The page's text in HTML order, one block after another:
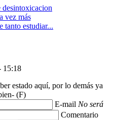
desintoxicacion
vez más
tanto estudiar...
15:18
estado aquí, por lo demás ya
(F)
E-mail No será
Comentario